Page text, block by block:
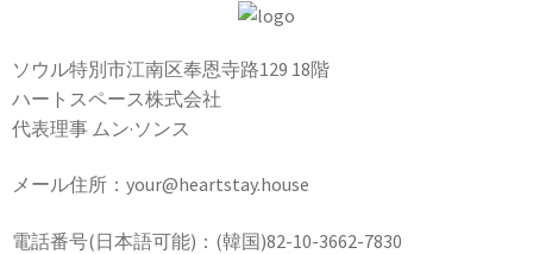
ソウル特別市江南区奉恩寺路129 18階
ハートスペース株式会社
代表理事 ムン·ソンス
メール住所：your@heartstay.house
電話番号(日本語可能)：(韓国)82-10-3662-7830